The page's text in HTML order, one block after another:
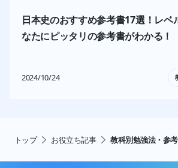
日本史のおすすめ参考書17選！レベ
なたにピッタリの参考書がわかる！
2024/10/24
トップ お役立ち記事 教科別勉強法・参